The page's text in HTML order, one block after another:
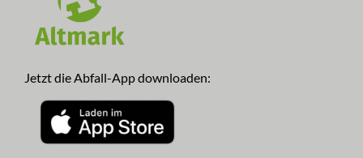
Jetzt die Abfall-App downloaden: